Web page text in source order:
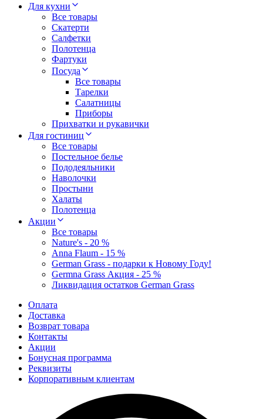
Для кухни
Все товары
Скатерти
Салфетки
Полотенца
Фартуки
Посуда
Все товары
Тарелки
Салатницы
Приборы
Прихватки и рукавички
Для гостиниц
Все товары
Постельное белье
Пододеяльники
Наволочки
Простыни
Халаты
Полотенца
Акции
Все товары
Nature's - 20 %
Anna Flaum - 15 %
German Grass - подарки к Новому Году!
Germna Grass Акция - 25 %
Ликвидация остатков German Grass
Оплата
Доставка
Возврат товара
Контакты
Акции
Бонусная программа
Реквизиты
Корпоративным клиентам